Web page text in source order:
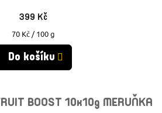
399 Kč
Měrná
cena:
70 Kč / 100 g
Do košíku
BOOST 10x10g MERUŇKA